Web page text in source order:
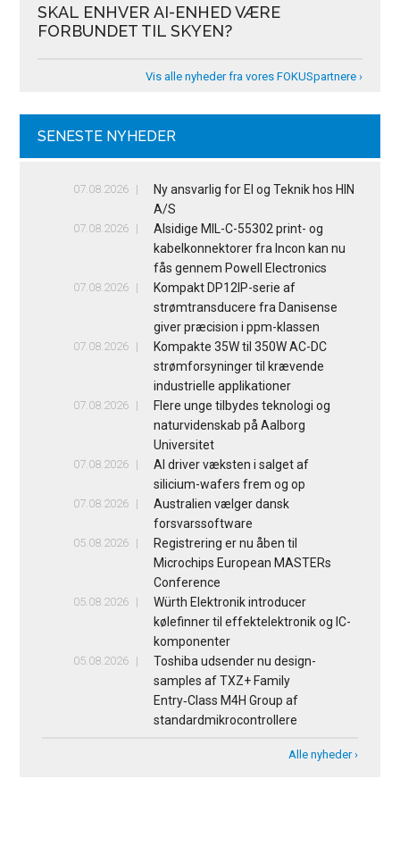
SKAL ENHVER AI-ENHED VÆRE
FORBUNDET TIL SKYEN?
Vis alle nyheder fra vores FOKUSpartnere ›
SENESTE NYHEDER
07.08.2026
Ny ansvarlig for El og Teknik hos HIN
A/S
07.08.2026
Alsidige MIL-C-55302 print- og
kabelkonnektorer fra Incon kan nu
fås gennem Powell Electronics
07.08.2026
Kompakt DP12IP-serie af
strømtransducere fra Danisense
giver præcision i ppm-klassen
07.08.2026
Kompakte 35W til 350W AC-DC
strømforsyninger til krævende
industrielle applikationer
07.08.2026
Flere unge tilbydes teknologi og
naturvidenskab på Aalborg
Universitet
07.08.2026
AI driver væksten i salget af
silicium-wafers frem og op
07.08.2026
Australien vælger dansk
forsvarssoftware
05.08.2026
Registrering er nu åben til
Microchips European MASTERs
Conference
05.08.2026
Würth Elektronik introducer
kølefinner til effektelektronik og IC-
komponenter
05.08.2026
Toshiba udsender nu design-
samples af TXZ+ Family
Entry‑Class M4H Group af
standardmikrocontrollere
Alle nyheder ›